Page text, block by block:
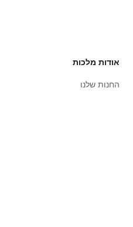
אודות מלכות
החנות שלנו